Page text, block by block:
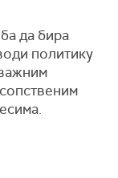
да бира
политику